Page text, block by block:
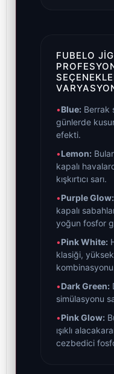
FUBELO
•Blue: Berrak
günlerde
efekti.
•Lemon:
kapalı
kışkırtıcı sarı.
•Purple Glow:
kapalı
yoğun fosfor
•Pink White:
klasiği,
•Dark Green:
simülasyonu
•Pink Glow:
ışıklı
cezbedici